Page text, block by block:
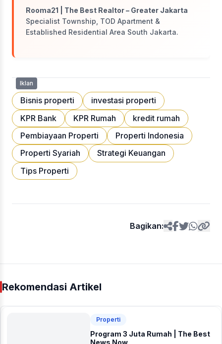
Rooma21 | The Best Realtor – Greater Jakarta
Specialist Township, TOD Apartment &
Established Residential Area South Jakarta.
Iklan
Bisnis properti
investasi properti
KPR Bank
KPR Rumah
kredit rumah
Pembiayaan Properti
Properti Indonesia
Properti Syariah
Strategi Keuangan
Tips Properti
Bagikan:
Rekomendasi Artikel
Properti
Program 3 Juta Rumah | The Best
News Now